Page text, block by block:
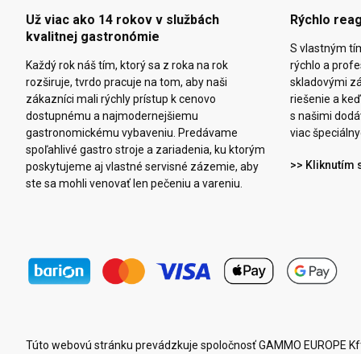
Už viac ako 14 rokov v službách
kvalitnej gastronómie
Každý rok náš tím, ktorý sa z roka na rok
rozširuje, tvrdo pracuje na tom, aby naši
zákazníci mali rýchly prístup k cenovo
dostupnému a najmodernejšiemu
gastronomickému vybaveniu. Predávame
spoľahlivé gastro stroje a zariadenia, ku ktorým
poskytujeme aj vlastné servisné zázemie, aby
ste sa mohli venovať len pečeniu a vareniu.
Rýchlo
S vlastným
rýchlo a
skladovými
riešenie a
s našimi
viac
>> Kliknutím
Túto webovú stránku prevádzkuje spoločnosť GAMMO EUROPE